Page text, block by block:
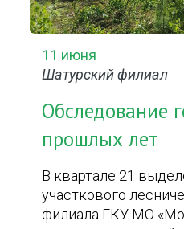
11 июня
Шатурский филиал
Обследование
прошлых лет
В квартале 21
участкового
филиала ГКУ МО